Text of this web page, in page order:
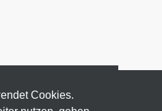
Cookies.